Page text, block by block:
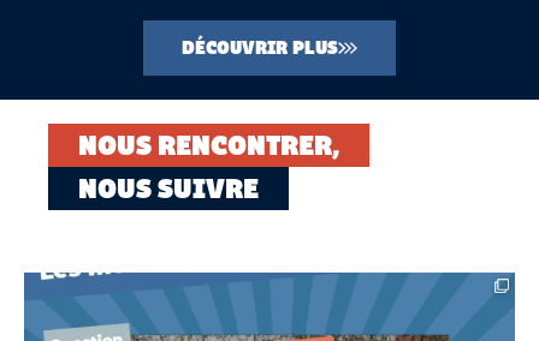
DÉCOUVRIR PLUS
NOUS RENCONTRER,
NOUS SUIVRE